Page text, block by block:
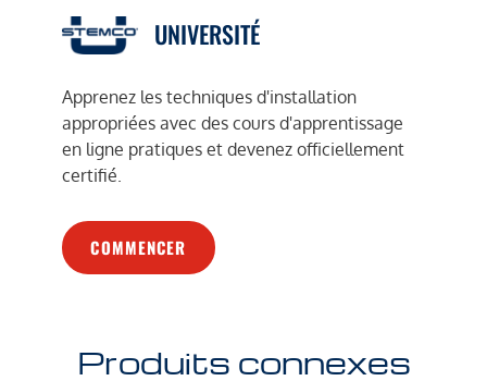
UNIVERSITÉ
Apprenez les techniques d'installation
appropriées avec des cours d'apprentissage
en ligne pratiques et devenez officiellement
certifié.
COMMENCER
Produits connexes